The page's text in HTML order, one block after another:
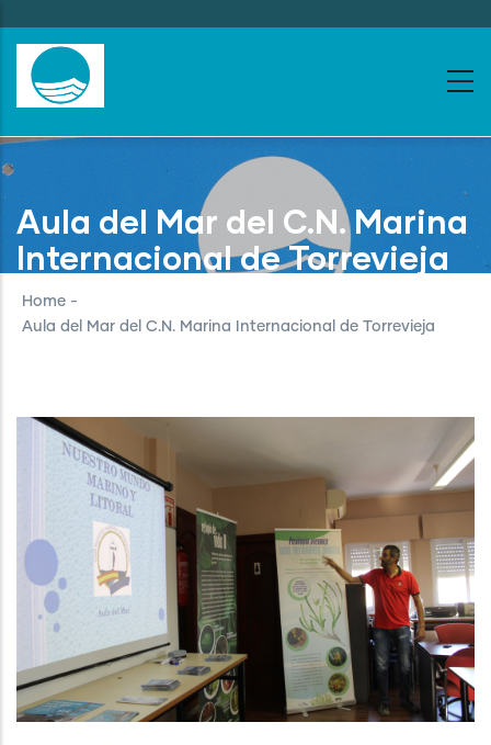
to
main
content
Aula del Mar del C.N. Marina
Internacional de Torrevieja
Home -
Aula del Mar del C.N. Marina Internacional de Torrevieja